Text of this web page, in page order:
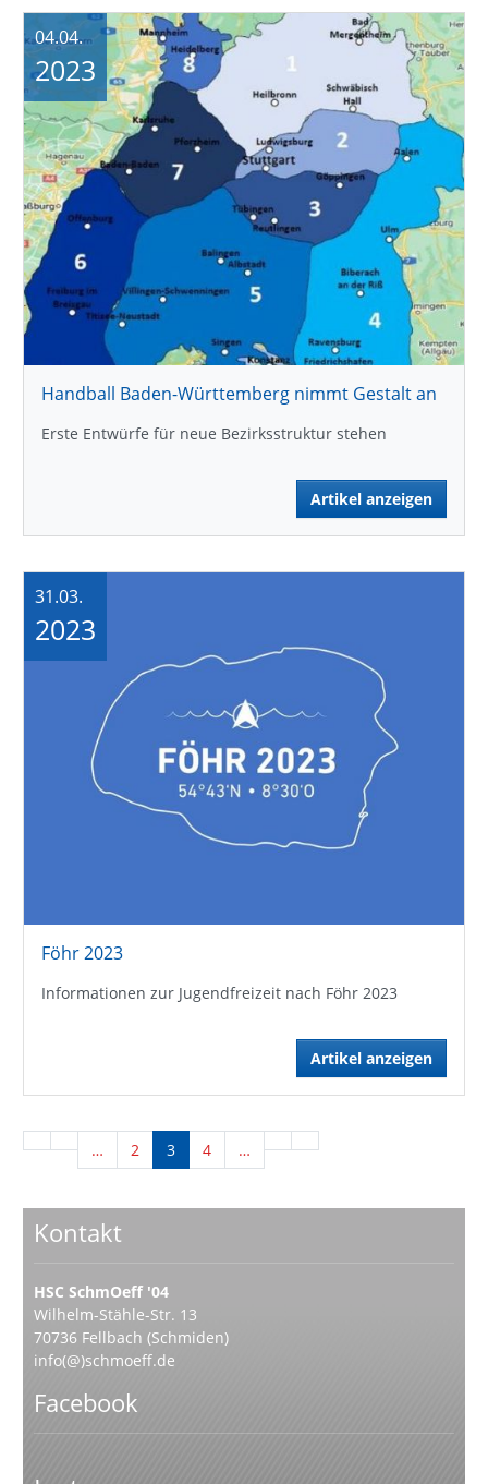
Handball Baden-Württemberg nimmt Gestalt an
Erste Entwürfe für neue Bezirksstruktur stehen
Artikel anzeigen
04.04.
2023
Föhr 2023
Informationen zur Jugendfreizeit nach Föhr 2023
Artikel anzeigen
31.03.
2023
… 2 3 4 …
Kontakt
HSC SchmOeff '04
Wilhelm-Stähle-Str. 13
70736 Fellbach (Schmiden)
info(@)schmoeff.de
Facebook